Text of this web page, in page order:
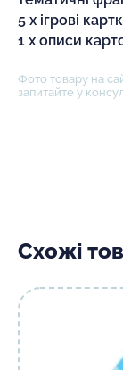
5 х ігрові
1 x описи
Фото товару на
запитайте у
Схожі